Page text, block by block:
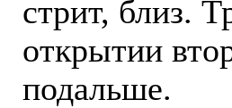
стрит, близ.
открытии
подальше.